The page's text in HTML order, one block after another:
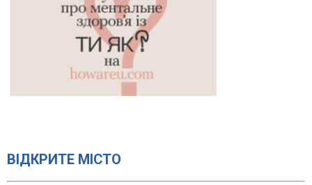
ВІДКРИТЕ МІСТО